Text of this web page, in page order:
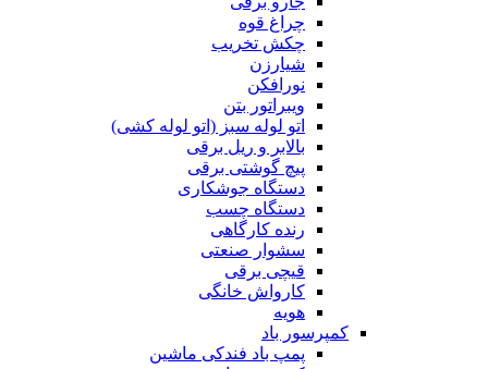
چراغ قوه
چکش تخریب
شیارزن
نورافکن
ویبراتور بتن
اتو لوله سبز (اتو لوله کشی)
بالابر و ریل برقی
پیچ گوشتی برقی
دستگاه جوشکاری
دستگاه چسب
رنده کارگاهی
سشوار صنعتی
قیچی برقی
کارواش خانگی
هویه
کمپرسور باد
پمپ باد فندکی ماشین